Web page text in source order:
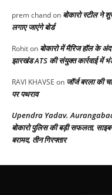
prem chandon बोकारो स्टील ने
लगाए जाएंगे बोर्ड
Rohiton बोकारो में मैरिज हॉल के
झारखंड ATS की संयुक्त कार्रवाई में
RAVI KHAVSE on जॉर्ज बरला की
पर पथराव
Upendra Yadav.
बोकारो पुलिस की बड़ी सफलता,
बरामद, तीन गिरफ्तार